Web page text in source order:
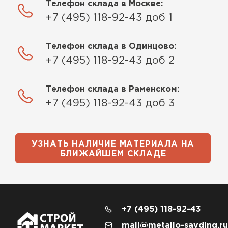
Телефон склада в Москве:
+7 (495) 118-92-43 доб 1
Телефон склада в Одинцово:
+7 (495) 118-92-43 доб 2
Телефон склада в Раменском:
+7 (495) 118-92-43 доб 3
УЗНАТЬ НАЛИЧИЕ МАТЕРИАЛА НА
БЛИЖАЙШЕМ СКЛАДЕ
+7 (495) 118-92-43
mail@metallo-sayding.ru